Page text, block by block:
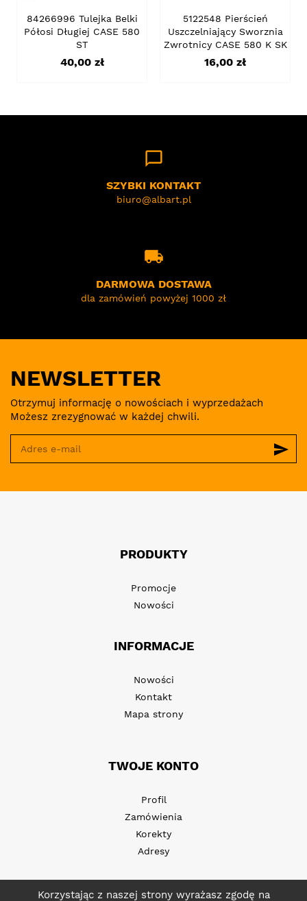
Korzystając z naszej strony wyrażasz zgodę na
84266996 Tulejka Belki
Półosi Długiej CASE 580
ST
Cena
40,00 zł
5122548 Pierścień
Uszczelniający Sworznia
Zwrotnicy CASE 580 K SK
Cena
16,00 zł
chat_bubble_outline
SZYBKI KONTAKT
biuro@albart.pl
local_shipping
DARMOWA DOSTAWA
dla zamówień powyżej 1000 zł
NEWSLETTER
Otrzymuj informację o nowościach i wyprzedażach
Możesz zrezygnować w każdej chwili.
send
PRODUKTY
Promocje
Nowości
INFORMACJE
Nowości
Kontakt
Mapa strony
TWOJE KONTO
Profil
Zamówienia
Korekty
Adresy